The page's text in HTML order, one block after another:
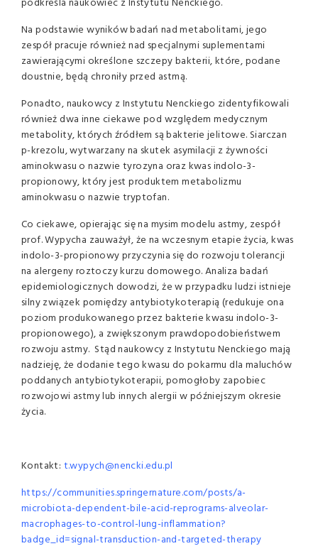
Na podstawie wyników badań nad metabolitami, jego
zespół pracuje również nad specjalnymi suplementami
zawierającymi określone szczepy bakterii, które, podane
doustnie, będą chroniły przed astmą.
Ponadto, naukowcy z Instytutu Nenckiego zidentyfikowali
również dwa inne ciekawe pod względem medycznym
metabolity, których źródłem są bakterie jelitowe. Siarczan
p-krezolu, wytwarzany na skutek asymilacji z żywności
aminokwasu o nazwie tyrozyna oraz kwas indolo-3-
propionowy, który jest produktem metabolizmu
aminokwasu o nazwie tryptofan.
Co ciekawe, opierając się na mysim modelu astmy, zespół
prof. Wypycha zauważył, że na wczesnym etapie życia, kwas
indolo-3-propionowy przyczynia się do rozwoju tolerancji
na alergeny roztoczy kurzu domowego. Analiza badań
epidemiologicznych dowodzi, że w przypadku ludzi istnieje
silny związek pomiędzy antybiotykoterapią (redukuje ona
poziom produkowanego przez bakterie kwasu indolo-3-
propionowego), a zwiększonym prawdopodobieństwem
rozwoju astmy. Stąd naukowcy z Instytutu Nenckiego mają
nadzieję, że dodanie tego kwasu do pokarmu dla maluchów
poddanych antybiotykoterapii, pomogłoby zapobiec
rozwojowi astmy lub innych alergii w późniejszym okresie
życia.
Kontakt: t.wypych@nencki.edu.pl
https://communities.springernature.com/posts/a-
microbiota-dependent-bile-acid-reprograms-alveolar-
macrophages-to-control-lung-inflammation?
badge_id=signal-transduction-and-targeted-therapy